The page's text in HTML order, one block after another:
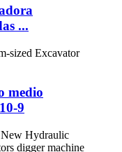
...
medio
9